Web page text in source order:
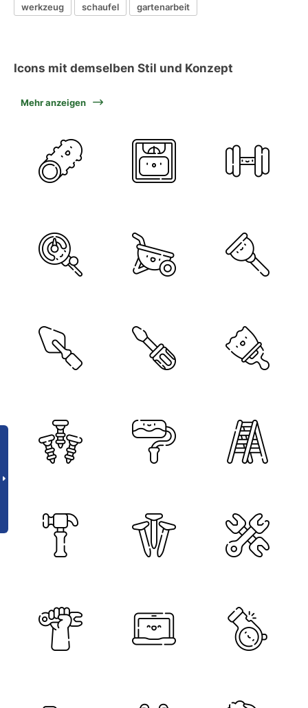
werkzeug schaufel gartenarbeit
Icons mit demselben Stil und Konzept
Mehr anzeigen